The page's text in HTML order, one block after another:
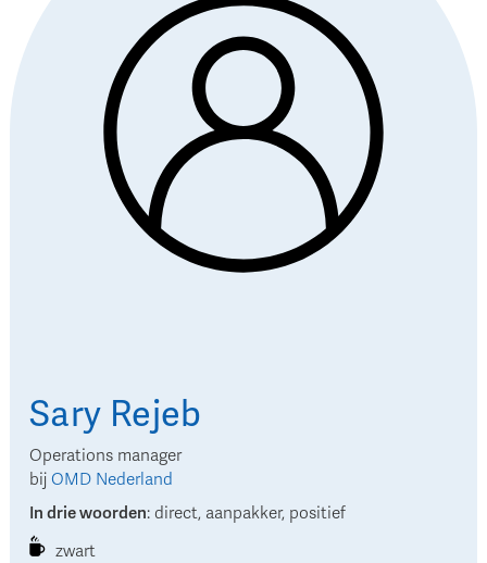
Sary Rejeb
Operations manager
bij OMD Nederland
In drie woorden: direct, aanpakker, positief
zwart